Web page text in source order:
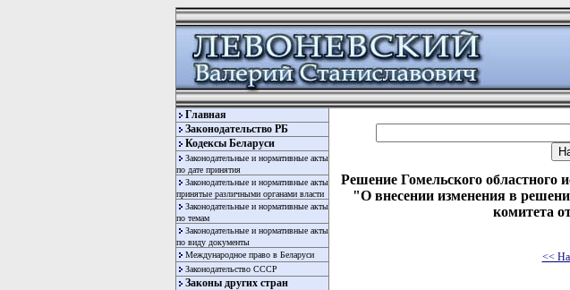
Главная
Законодательство РБ
Кодексы Беларуси
Законодательные и нормативные акты
по дате принятия
Законодательные и нормативные акты
принятые различными органами власти
Законодательные и нормативные акты
по темам
Законодательные и нормативные акты
по виду документы
Международное право в Беларуси
Законодательство СССР
Законы других стран
Решение Гомельского областного
"О внесении изменения в
комитета
<<